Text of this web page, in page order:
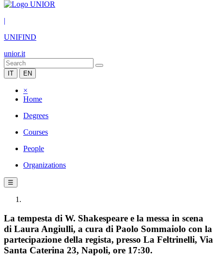
|
UNIFIND
unior.it
IT EN
×
Home
Degrees
Courses
People
Organizations
☰
La tempesta di W. Shakespeare e la messa in scena
di Laura Angiulli, a cura di Paolo Sommaiolo con la
partecipazione della regista, presso La Feltrinelli, Via
Santa Caterina 23, Napoli, ore 17:30.